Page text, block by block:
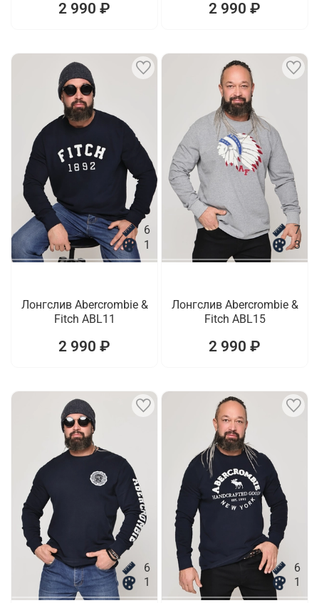
2 990 ₽ 2 990 ₽
6
1
Лонгслив Abercrombie &
Fitch ABL11
2 990 ₽
7
3
Лонгслив Abercrombie &
Fitch ABL15
2 990 ₽
6
1
6
1